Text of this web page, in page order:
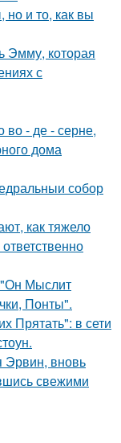
но и то, как вы
Эмму, которая
с
во - де - серне,
дома
собор
как тяжело
Мыслит
Понты".
Прятать": в сети
Эрвин, вновь
свежими